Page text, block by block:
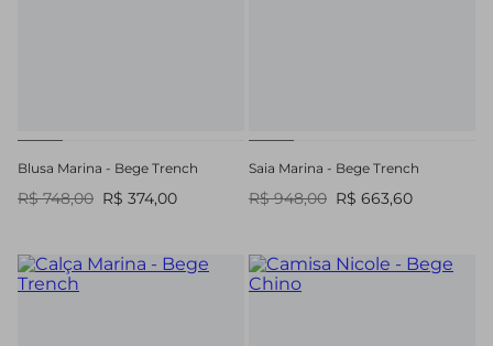
Blusa Marina - Bege Trench
R$ 748,00 R$ 374,00
Saia Marina - Bege Trench
R$ 948,00 R$ 663,60